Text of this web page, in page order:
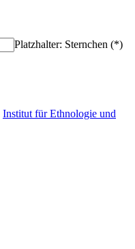
Platzhalter: Sternchen (*)
Institut für Ethnologie und